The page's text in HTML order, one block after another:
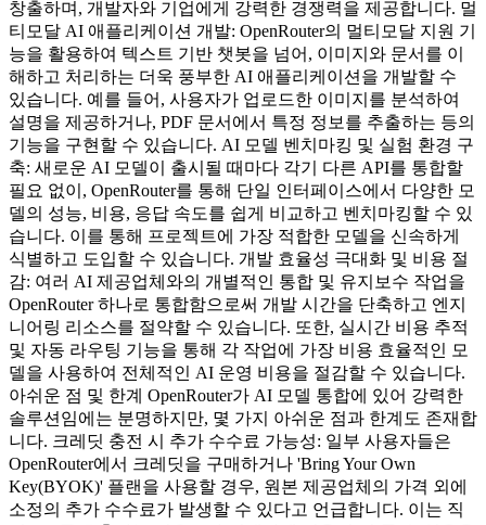
창출하며, 개발자와 기업에게 강력한 경쟁력을 제공합니다. 멀
티모달 AI 애플리케이션 개발: OpenRouter의 멀티모달 지원 기
능을 활용하여 텍스트 기반 챗봇을 넘어, 이미지와 문서를 이
해하고 처리하는 더욱 풍부한 AI 애플리케이션을 개발할 수
있습니다. 예를 들어, 사용자가 업로드한 이미지를 분석하여
설명을 제공하거나, PDF 문서에서 특정 정보를 추출하는 등의
기능을 구현할 수 있습니다. AI 모델 벤치마킹 및 실험 환경 구
축: 새로운 AI 모델이 출시될 때마다 각기 다른 API를 통합할
필요 없이, OpenRouter를 통해 단일 인터페이스에서 다양한 모
델의 성능, 비용, 응답 속도를 쉽게 비교하고 벤치마킹할 수 있
습니다. 이를 통해 프로젝트에 가장 적합한 모델을 신속하게
식별하고 도입할 수 있습니다. 개발 효율성 극대화 및 비용 절
감: 여러 AI 제공업체와의 개별적인 통합 및 유지보수 작업을
OpenRouter 하나로 통합함으로써 개발 시간을 단축하고 엔지
니어링 리소스를 절약할 수 있습니다. 또한, 실시간 비용 추적
및 자동 라우팅 기능을 통해 각 작업에 가장 비용 효율적인 모
델을 사용하여 전체적인 AI 운영 비용을 절감할 수 있습니다.
아쉬운 점 및 한계 OpenRouter가 AI 모델 통합에 있어 강력한
솔루션임에는 분명하지만, 몇 가지 아쉬운 점과 한계도 존재합
니다. 크레딧 충전 시 추가 수수료 가능성: 일부 사용자들은
OpenRouter에서 크레딧을 구매하거나 'Bring Your Own
Key(BYOK)' 플랜을 사용할 경우, 원본 제공업체의 가격 외에
소정의 추가 수수료가 발생할 수 있다고 언급합니다. 이는 직